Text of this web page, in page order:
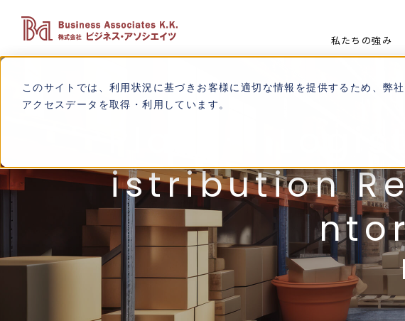
このサイトでは、利用状況に基づきお客様に適切な情報を提供するため、弊社
アクセスデータを取得・利用しています。
私たちの強み